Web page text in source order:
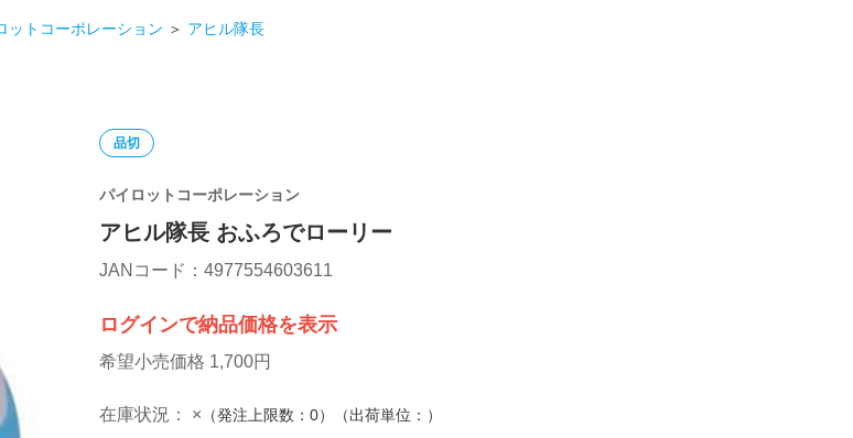
ットコーポレーション ＞ アヒル隊長
品切
パイロットコーポレーション
アヒル隊長 おふろでローリー
JANコード：4977554603611
ログインで納品価格を表示
希望小売価格 1,700円
在庫状況： × （発注上限数：0）（出荷単位：）